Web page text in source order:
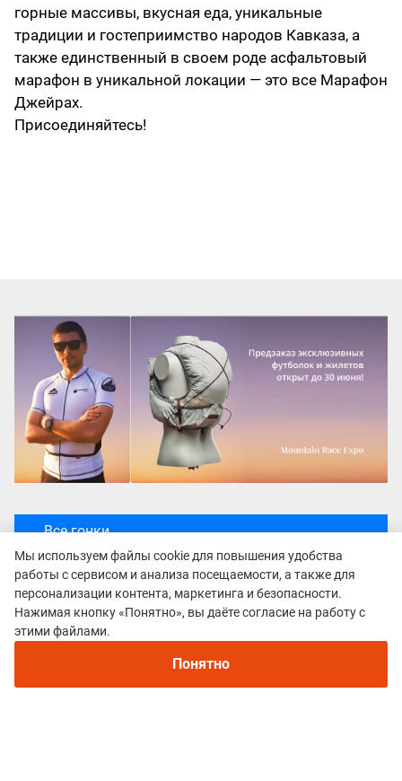
горные массивы, вкусная еда, уникальные
традиции и гостеприимство народов Кавказа, а
также единственный в своем роде асфальтовый
марафон в уникальной локации — это все Марафон
Джейрах.
Присоединяйтесь!
Все гонки
МАРАФОН "ДЖЕЙРАХ"
Мы используем файлы cookie для повышения удобства
работы с сервисом и анализа посещаемости, а также для
персонализации контента, маркетинга и безопасности.
Нажимая кнопку «Понятно», вы даёте согласие на работу с
этими файлами.
Понятно